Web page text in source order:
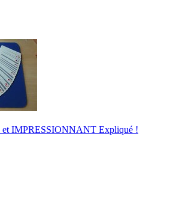
et IMPRESSIONNANT Expliqué !